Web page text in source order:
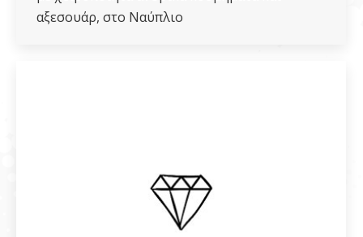
αξεσουάρ, στο Ναύπλιο